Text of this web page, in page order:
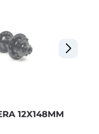
12X148MM